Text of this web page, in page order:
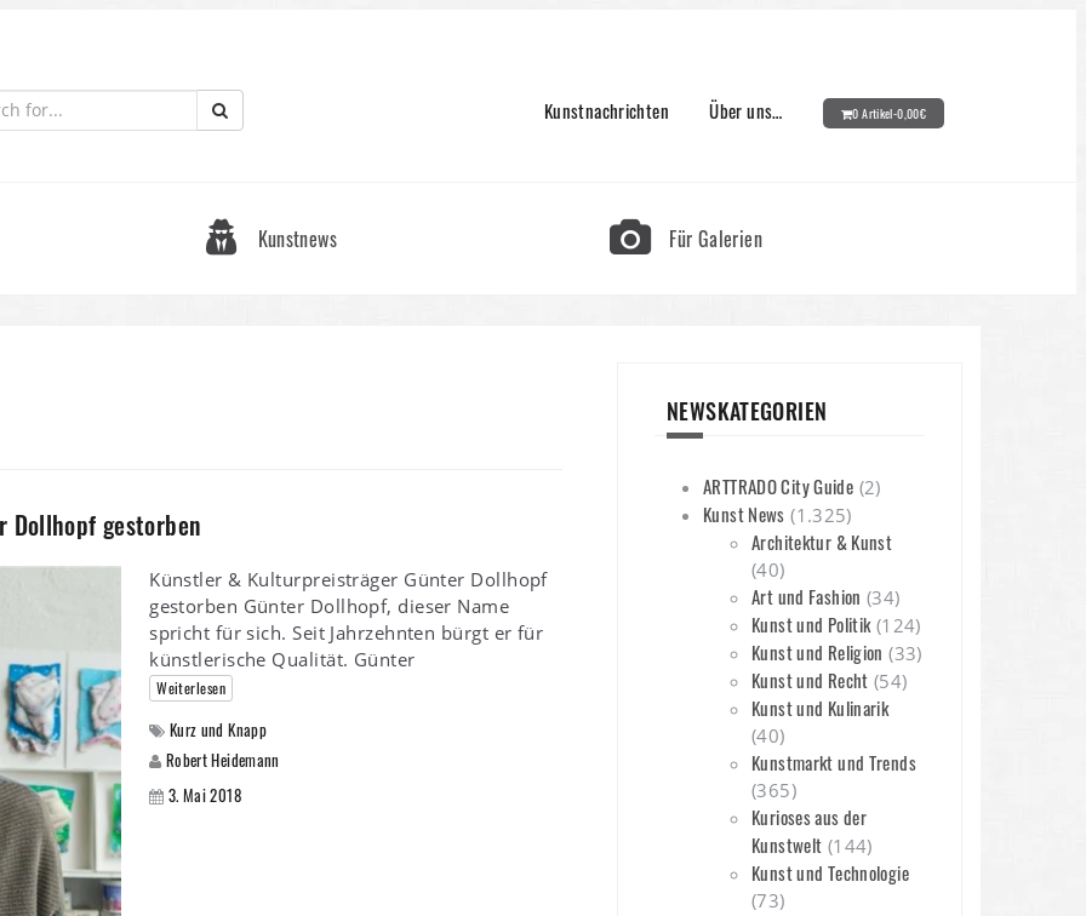
Kunstnachrichten Über uns… 0 Artikel-0,00€
Kunstnews Für Galerien
Dollhopf gestorben
Künstler & Kulturpreisträger Günter Dollhopf
gestorben Günter Dollhopf, dieser Name
spricht für sich. Seit Jahrzehnten bürgt er für
künstlerische Qualität. Günter
Weiterlesen
Kurz und Knapp
Robert Heidemann
3. Mai 2018
NEWSKATEGORIEN
ARTTRADO City Guide (2)
Kunst News (1.325)
Architektur & Kunst
(40)
Art und Fashion (34)
Kunst und Politik(124)
Kunst und Religion (33)
Kunst und Recht (54)
Kunst und Kulinarik
(40)
Kunstmarkt und Trends
(365)
Kurioses aus der
Kunstwelt (144)
Kunst und Technologie
(73)